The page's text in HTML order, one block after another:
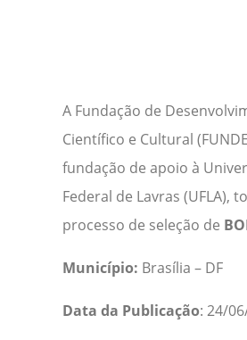
A Fundação de
Científico e Cultural
fundação de apoio à
Federal de Lavras (UFLA),
processo de seleção de
Município: Brasília – DF
Data da Publicação: 24/